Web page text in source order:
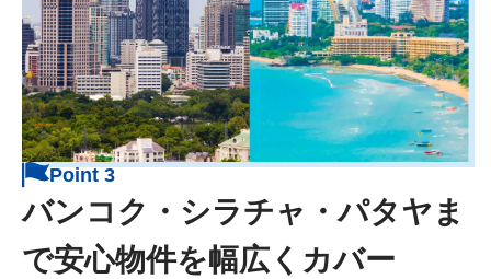
Point 3
バンコク・シラチャ・パタヤま
で安心物件を幅広くカバー